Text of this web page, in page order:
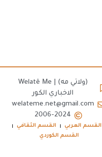
(ولاتي مه) | Welatê Me
الاخباري الكور
welateme.net@gmail.com
2006-2024
القسم العربي
القسم الثقافي
القسم الكوردي